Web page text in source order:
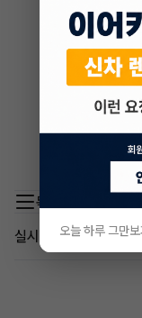
* 임대한 차종
* 임대 기간
* 승계하는 사
* 리스 회사 또
특정 수수료
트 회사에 직접
목록 이동
실시간 인기글오늘 하루 그만보